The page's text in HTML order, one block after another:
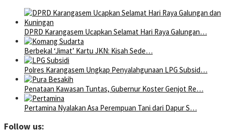
DPRD Karangasem Ucapkan Selamat Hari Raya Galungan…
Berbekal ‘Jimat’ Kartu JKN: Kisah Sede…
Polres Karangasem Ungkap Penyalahgunaan LPG Subsid…
Penataan Kawasan Tuntas, Gubernur Koster Genjot Re…
Pertamina Nyalakan Asa Perempuan Tani dari Dapur S…
Follow us: